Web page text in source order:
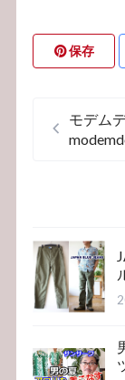
保存
モデム